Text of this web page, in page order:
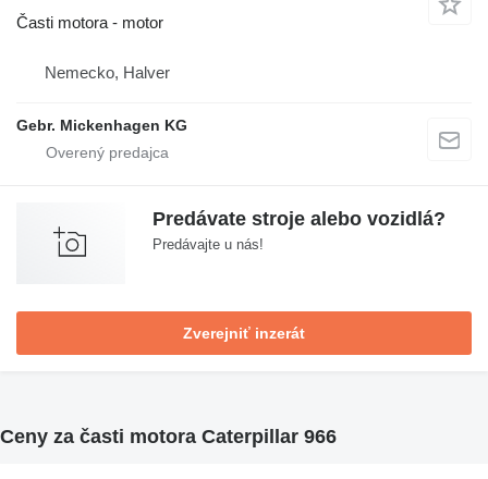
Časti motora - motor
Nemecko, Halver
Gebr. Mickenhagen KG
Predávate stroje alebo vozidlá?
Predávajte u nás!
Zverejniť inzerát
Ceny za časti motora Caterpillar 966